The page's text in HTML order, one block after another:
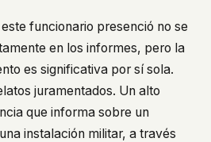
funcionario presenció no se
en los informes, pero la
es significativa por sí sola.
juramentados. Un alto
que informa sobre un
instalación militar, a través